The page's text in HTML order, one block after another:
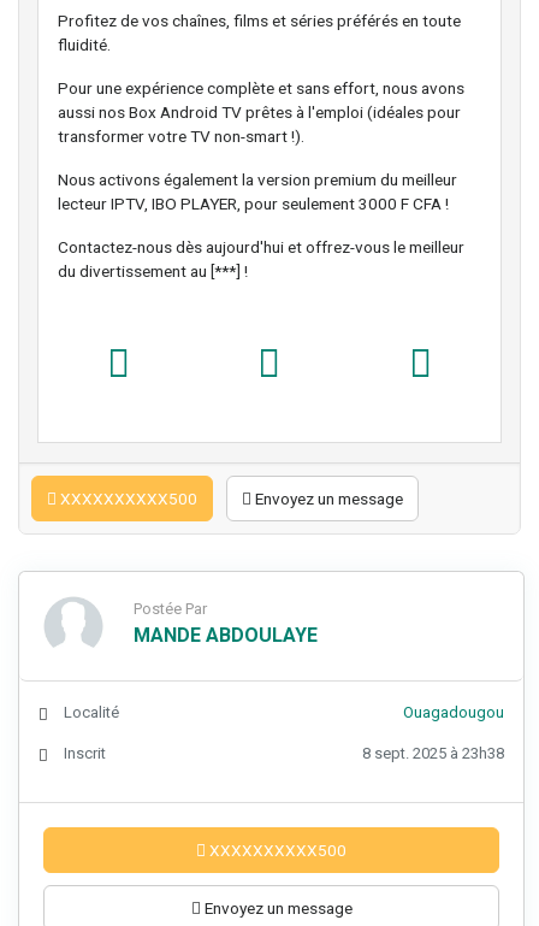
Profitez de vos chaînes, films et séries préférés en toute
fluidité.
Pour une expérience complète et sans effort, nous avons
aussi nos Box Android TV prêtes à l'emploi (idéales pour
transformer votre TV non-smart !).
Nous activons également la version premium du meilleur
lecteur IPTV, IBO PLAYER, pour seulement 3000 F CFA !
Contactez-nous dès aujourd'hui et offrez-vous le meilleur
du divertissement au [***] !
XXXXXXXXXX500 Envoyez un message
Postée Par
MANDE ABDOULAYE
Localité Ouagadougou
Inscrit 8 sept. 2025 à 23h38
XXXXXXXXXX500
Envoyez un message